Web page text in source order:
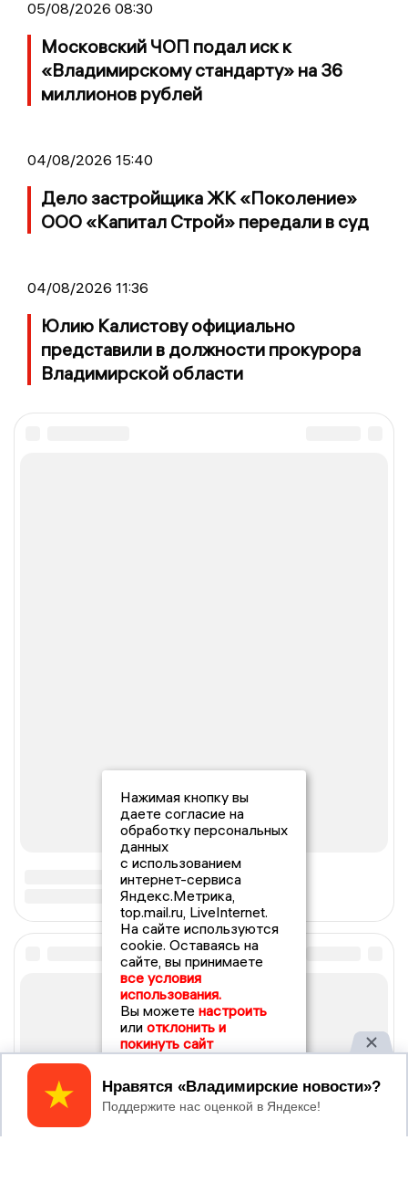
05/08/2026 08:30
Московский ЧОП подал иск к
«Владимирскому стандарту» на 36
миллионов рублей
04/08/2026 15:40
Дело застройщика ЖК «Поколение»
ООО «Капитал Строй» передали в суд
04/08/2026 11:36
Юлию Калистову официально
представили в должности прокурора
Владимирской области
Нажимая кнопку вы
даете согласие на
обработку персональных
данных
с использованием
интернет-сервиса
Яндекс.Метрика,
top.mail.ru, LiveInternet.
На сайте используются
cookie. Оставаясь на
сайте, вы принимаете
все условия
использования.
Вы можете настроить
или отклонить и
покинуть сайт
Принять